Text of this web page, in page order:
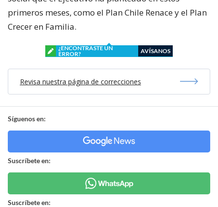
primeros meses, como el Plan Chile Renace y el Plan
Crecer en Familia.
¿ENCONTRASTE UN
ERROR?
AVÍSANOS
Revisa nuestra página de correcciones
Síguenos en:
Suscríbete en:
Suscríbete en: